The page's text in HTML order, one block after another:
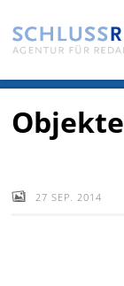
Objekte
27 SEP. 2014